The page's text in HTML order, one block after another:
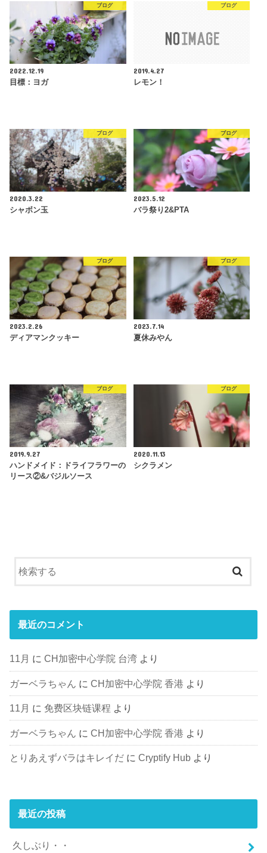
ブログ
2022.12.19
目標：ヨガ
ブログ
2019.4.27
レモン！
ブログ
2020.3.22
シャボン玉
ブログ
2023.5.12
バラ祭り2&PTA
ブログ
2023.2.26
ディアマンクッキー
ブログ
2023.7.14
夏休みやん
ブログ
2019.9.27
ハンドメイド：ドライフラワーの
リース②&バジルソース
ブログ
2020.11.13
シクラメン
最近のコメント
11月 にCH加密中心学院 台湾 より
ガーベラちゃん にCH加密中心学院 香港 より
11月 に 免费区块链课程 より
ガーベラちゃん にCH加密中心学院 香港 より
とりあえずバラはキレイだ にCryptify Hub より
最近の投稿
久しぶり・・